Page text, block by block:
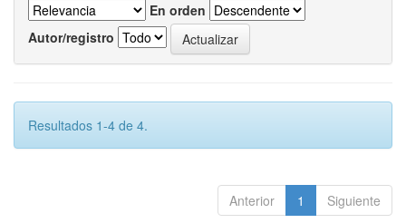
En orden
Autor/registro
Resultados 1-4 de 4.
Anterior 1 Siguiente